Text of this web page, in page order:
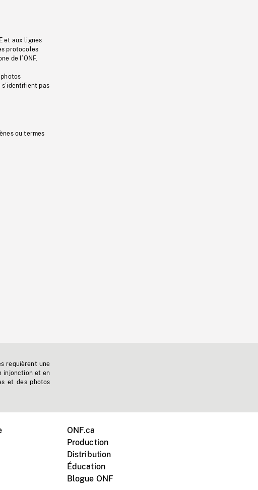
et aux lignes
protocoles
de l’ONF.
pas
ou termes
requièrent une
injonction et en
et des photos
ONF.ca
Production
Distribution
Éducation
Blogue ONF